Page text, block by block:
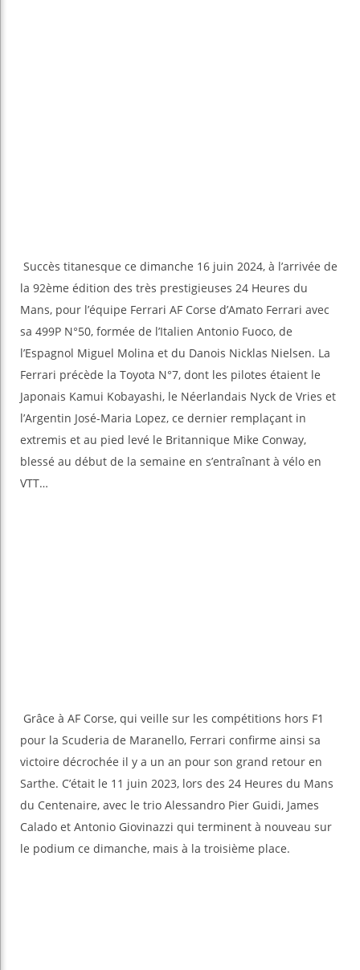
Succès titanesque ce dimanche 16 juin 2024, à l’arrivée de
la 92ème édition des très prestigieuses 24 Heures du
Mans, pour l’équipe Ferrari AF Corse d’Amato Ferrari avec
sa 499P N°50, formée de l’Italien Antonio Fuoco, de
l’Espagnol Miguel Molina et du Danois Nicklas Nielsen. La
Ferrari précède la Toyota N°7, dont les pilotes étaient le
Japonais Kamui Kobayashi, le Néerlandais Nyck de Vries et
l’Argentin José-Maria Lopez, ce dernier remplaçant in
extremis et au pied levé le Britannique Mike Conway,
blessé au début de la semaine en s’entraînant à vélo en
VTT…
Grâce à AF Corse, qui veille sur les compétitions hors F1
pour la Scuderia de Maranello, Ferrari confirme ainsi sa
victoire décrochée il y a un an pour son grand retour en
Sarthe. C’était le 11 juin 2023, lors des 24 Heures du Mans
du Centenaire, avec le trio Alessandro Pier Guidi, James
Calado et Antonio Giovinazzi qui terminent à nouveau sur
le podium ce dimanche, mais à la troisième place.